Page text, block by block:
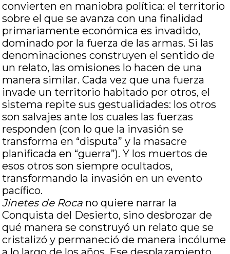
convierten en maniobra política: el territorio
sobre el que se avanza con una finalidad
primariamente económica es invadido,
dominado por la fuerza de las armas. Si las
denominaciones construyen el sentido de
un relato, las omisiones lo hacen de una
manera similar. Cada vez que una fuerza
invade un territorio habitado por otros, el
sistema repite sus gestualidades: los otros
son salvajes ante los cuales las fuerzas
responden (con lo que la invasión se
transforma en “disputa” y la masacre
planificada en “guerra”). Y los muertos de
esos otros son siempre ocultados,
transformando la invasión en un evento
pacífico.
Jinetes de Roca no quiere narrar la
Conquista del Desierto, sino desbrozar de
qué manera se construyó un relato que se
cristalizó y permaneció de manera incólume